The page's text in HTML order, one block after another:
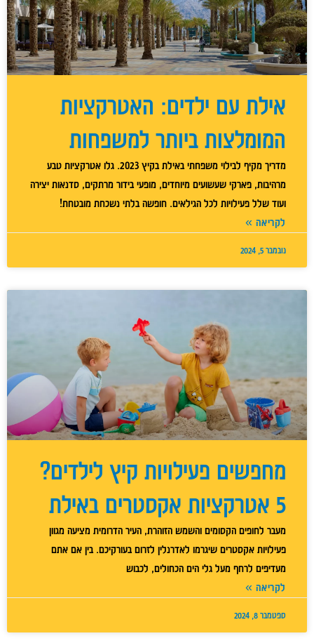
אילת עם ילדים: האטרקציות
המומלצות ביותר למשפחות
מדריך מקיף לבילוי משפחתי באילת בקיץ 2023. גלו אטרקציות טבע
מרהיבות, פארקי שעשועים מיוחדים, מופעי בידור מרתקים, סדנאות יצירה
ועוד שלל פעילויות לכל הגילאים. חופשה בלתי נשכחת מובטחת!
לקריאה »
נובמבר 5, 2024
מחפשים פעילויות קיץ לילדים?
5 אטרקציות אקסטרים באילת
מעבר לחופים הקסומים והשמש הזוהרת, העיר הדרומית מציעה מגוון
פעילויות אקסטרים שיגרמו לאדרנלין לזרום בעורקיכם. בין אם אתם
מעדיפים לרחף מעל גלי הים הכחולים, לכבוש
לקריאה »
ספטמבר 8, 2024